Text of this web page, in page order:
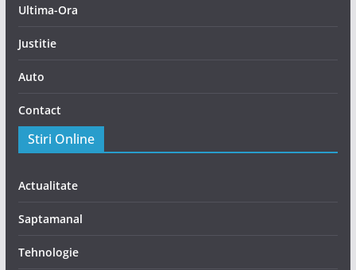
Ultima-Ora
Justitie
Auto
Contact
Stiri Online
Actualitate
Saptamanal
Tehnologie